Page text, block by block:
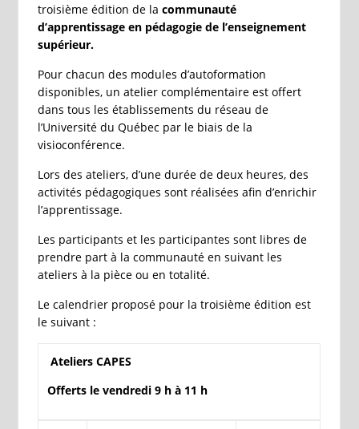
troisième édition de la communauté
d’apprentissage en pédagogie de l’enseignement
supérieur.
Pour chacun des modules d’autoformation
disponibles, un atelier complémentaire est offert
dans tous les établissements du réseau de
l’Université du Québec par le biais de la
visioconférence.
Lors des ateliers, d’une durée de deux heures, des
activités pédagogiques sont réalisées afin d’enrichir
l’apprentissage.
Les participants et les participantes sont libres de
prendre part à la communauté en suivant les
ateliers à la pièce ou en totalité.
Le calendrier proposé pour la troisième édition est
le suivant :
Ateliers CAPES
Offerts le vendredi 9 h à 11 h